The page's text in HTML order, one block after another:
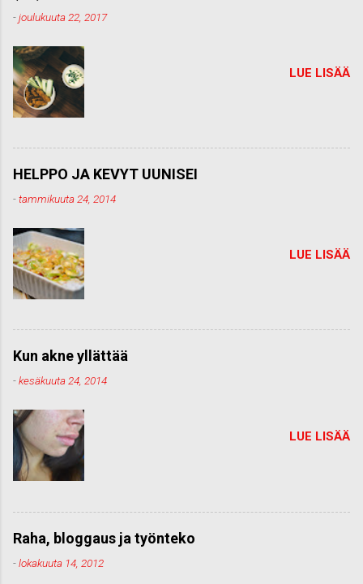
-joulukuuta 22, 2017
LUE LISÄÄ
HELPPO JA KEVYT UUNISEI
-tammikuuta 24, 2014
LUE LISÄÄ
Kun akne yllättää
-kesäkuuta 24, 2014
LUE LISÄÄ
Raha, bloggaus ja työnteko
-lokakuuta 14, 2012